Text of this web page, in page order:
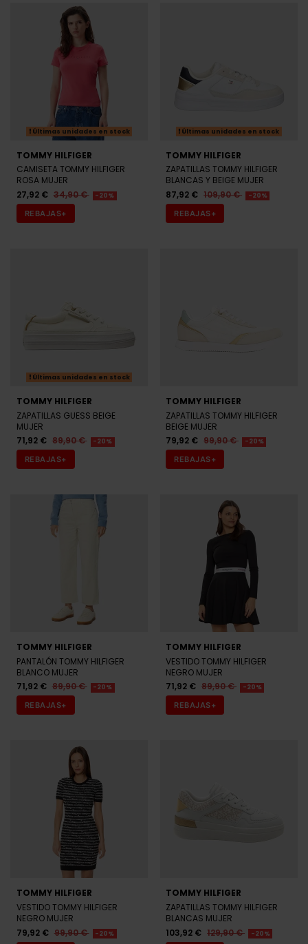
Últimas unidades en stock
TOMMY HILFIGER
ROSA MUJER
27,92 € 34,90 € -20%
REBAJAS+
TOMMY HILFIGER
BLANCAS Y BEIGE MUJER
87,92 € 109,90 € -20%
REBAJAS+
TOMMY HILFIGER
MUJER
71,92 € 89,90 € -20%
REBAJAS+
BEIGE MUJER
79,92 € 99,90 € -20%
REBAJAS+
TOMMY HILFIGER
BLANCO MUJER
71,92 € 89,90 € -20%
REBAJAS+
TOMMY HILFIGER
NEGRO MUJER
71,92 € 89,90 € -20%
REBAJAS+
TOMMY HILFIGER
NEGRO MUJER
79,92 € 99,90 € -20%
REBAJAS+
BLANCAS MUJER
103,92 € 129,90 € -20%
REBAJAS+